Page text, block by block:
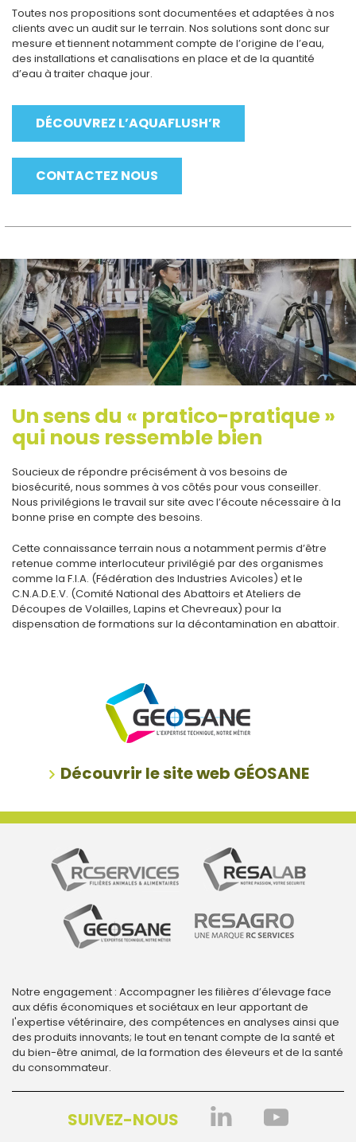
Toutes nos propositions sont documentées et adaptées à nos
clients avec un audit sur le terrain. Nos solutions sont donc sur
mesure et tiennent notamment compte de l’origine de l’eau,
des installations et canalisations en place et de la quantité
d’eau à traiter chaque jour.
DÉCOUVREZ L’AQUAFLUSH’R
CONTACTEZ NOUS
Un sens du « pratico-pratique »
qui nous ressemble bien
Soucieux de répondre précisément à vos besoins de
biosécurité, nous sommes à vos côtés pour vous conseiller.
Nous privilégions le travail sur site avec l’écoute nécessaire à la
bonne prise en compte des besoins.
Cette connaissance terrain nous a notamment permis d’être
retenue comme interlocuteur privilégié par des organismes
comme la F.I.A. (Fédération des Industries Avicoles) et le
C.N.A.D.E.V. (Comité National des Abattoirs et Ateliers de
Découpes de Volailles, Lapins et Chevreaux) pour la
dispensation de formations sur la décontamination en abattoir.
Découvrir le site web GÉOSANE
Notre engagement : Accompagner les filières d’élevage face
aux défis économiques et sociétaux en leur apportant de
l'expertise vétérinaire, des compétences en analyses ainsi que
des produits innovants; le tout en tenant compte de la santé et
du bien-être animal, de la formation des éleveurs et de la santé
du consommateur.
SUIVEZ-NOUS